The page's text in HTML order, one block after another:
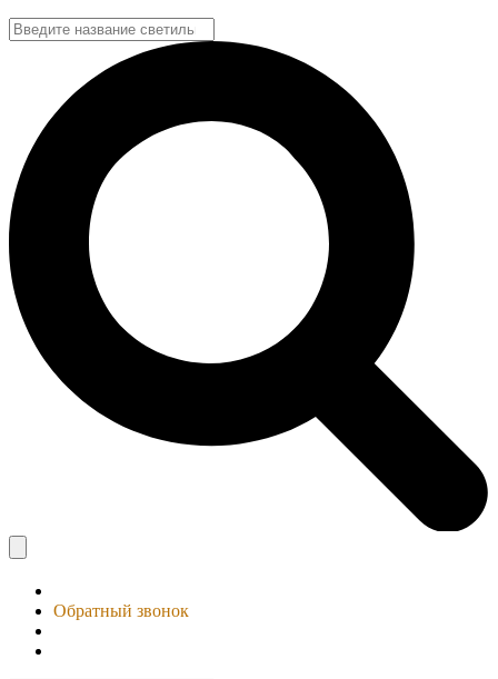
Обратный звонок